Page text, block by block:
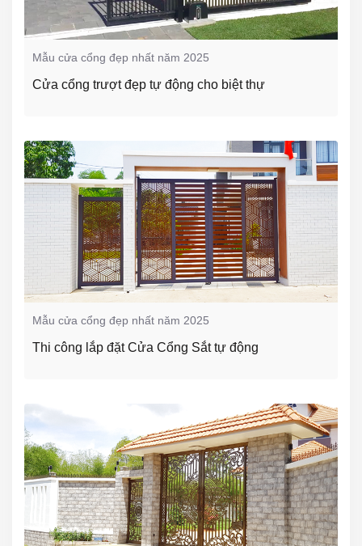
Mẫu cửa cổng đẹp nhất năm 2025
Cửa cổng trượt đẹp tự động cho biệt thự
Mẫu cửa cổng đẹp nhất năm 2025
Thi công lắp đặt Cửa Cổng Sắt tự động